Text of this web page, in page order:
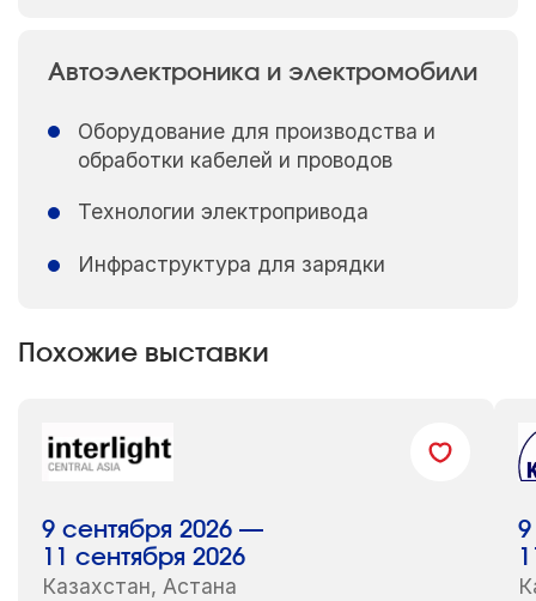
Автоэлектроника и электромобили
Оборудование для производства и
обработки кабелей и проводов
Технологии электропривода
Инфраструктура для зарядки
Похожие выставки
9 сентября 2026 —
11 сентября 2026
Казахстан, Астана